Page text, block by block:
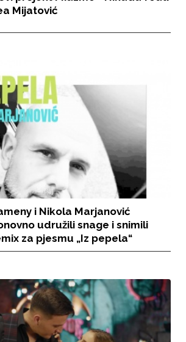
Mijatović
i Nikola Marjanović
udružili snage i snimili
za pjesmu „Iz pepela“